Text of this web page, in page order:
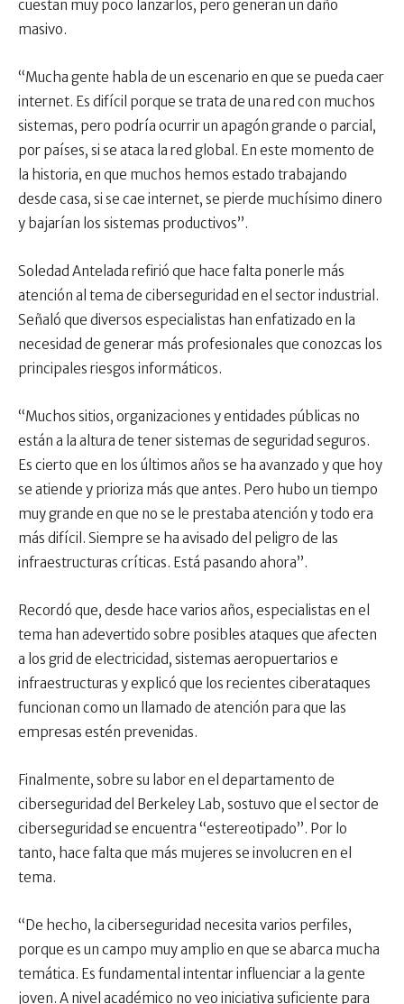
cuestan muy poco lanzarlos, pero generan un daño
masivo.
“Mucha gente habla de un escenario en que se pueda caer
internet. Es difícil porque se trata de una red con muchos
sistemas, pero podría ocurrir un apagón grande o parcial,
por países, si se ataca la red global. En este momento de
la historia, en que muchos hemos estado trabajando
desde casa, si se cae internet, se pierde muchísimo dinero
y bajarían los sistemas productivos”.
Soledad Antelada refirió que hace falta ponerle más
atención al tema de ciberseguridad en el sector industrial.
Señaló que diversos especialistas han enfatizado en la
necesidad de generar más profesionales que conozcas los
principales riesgos informáticos.
“Muchos sitios, organizaciones y entidades públicas no
están a la altura de tener sistemas de seguridad seguros.
Es cierto que en los últimos años se ha avanzado y que hoy
se atiende y prioriza más que antes. Pero hubo un tiempo
muy grande en que no se le prestaba atención y todo era
más difícil. Siempre se ha avisado del peligro de las
infraestructuras críticas. Está pasando ahora”.
Recordó que, desde hace varios años, especialistas en el
tema han adevertido sobre posibles ataques que afecten
a los grid de electricidad, sistemas aeropuertarios e
infraestructuras y explicó que los recientes ciberataques
funcionan como un llamado de atención para que las
empresas estén prevenidas.
Finalmente, sobre su labor en el departamento de
ciberseguridad del Berkeley Lab, sostuvo que el sector de
ciberseguridad se encuentra “estereotipado”. Por lo
tanto, hace falta que más mujeres se involucren en el
tema.
“De hecho, la ciberseguridad necesita varios perfiles,
porque es un campo muy amplio en que se abarca mucha
temática. Es fundamental intentar influenciar a la gente
joven. A nivel académico no veo iniciativa suficiente para